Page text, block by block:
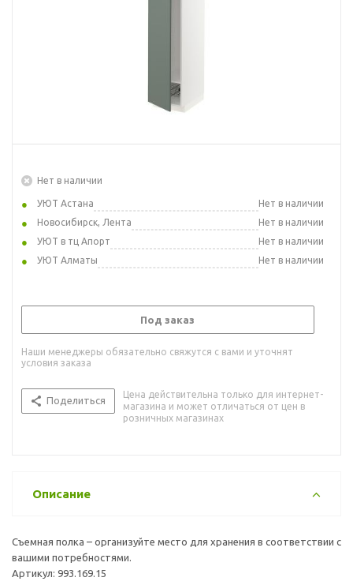
Нет в наличии
УЮТ Астана
Нет в наличии
Новосибирск, Лента
Нет в наличии
УЮТ в тц Апорт
Нет в наличии
УЮТ Алматы
Нет в наличии
Под заказ
Наши менеджеры обязательно свяжутся с вами и уточнят
условия заказа
Поделиться
Цена действительна только для интернет-
магазина и может отличаться от цен в
розничных магазинах
Описание
Съемная полка – организуйте место для хранения в соответствии с
вашими потребностями.
Артикул: 993.169.15